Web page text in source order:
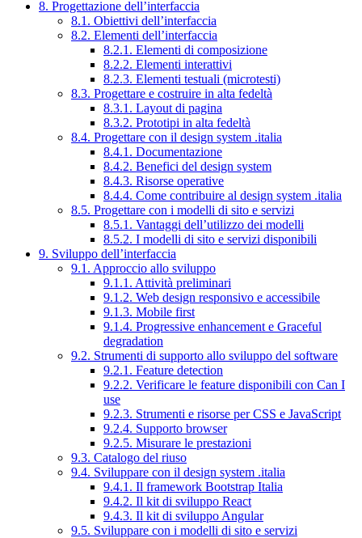
8. Progettazione dell’interfaccia
8.1. Obiettivi dell’interfaccia
8.2. Elementi dell’interfaccia
8.2.1. Elementi di composizione
8.2.2. Elementi interattivi
8.2.3. Elementi testuali (microtesti)
8.3. Progettare e costruire in alta fedeltà
8.3.1. Layout di pagina
8.3.2. Prototipi in alta fedeltà
8.4. Progettare con il design system .italia
8.4.1. Documentazione
8.4.2. Benefici del design system
8.4.3. Risorse operative
8.4.4. Come contribuire al design system .italia
8.5. Progettare con i modelli di sito e servizi
8.5.1. Vantaggi dell’utilizzo dei modelli
8.5.2. I modelli di sito e servizi disponibili
9. Sviluppo dell’interfaccia
9.1. Approccio allo sviluppo
9.1.1. Attività preliminari
9.1.2. Web design responsivo e accessibile
9.1.3. Mobile first
9.1.4. Progressive enhancement e Graceful
degradation
9.2. Strumenti di supporto allo sviluppo del software
9.2.1. Feature detection
9.2.2. Verificare le feature disponibili con Can I
use
9.2.3. Strumenti e risorse per CSS e JavaScript
9.2.4. Supporto browser
9.2.5. Misurare le prestazioni
9.3. Catalogo del riuso
9.4. Sviluppare con il design system .italia
9.4.1. Il framework Bootstrap Italia
9.4.2. Il kit di sviluppo React
9.4.3. Il kit di sviluppo Angular
9.5. Sviluppare con i modelli di sito e servizi